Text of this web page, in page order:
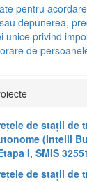
pentru
depunerea,
unice privind
de
de stații de
(Intelli
I, SMIS
de stații de